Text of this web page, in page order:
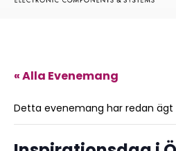
« Alla Evenemang
Detta evenemang har redan ägt